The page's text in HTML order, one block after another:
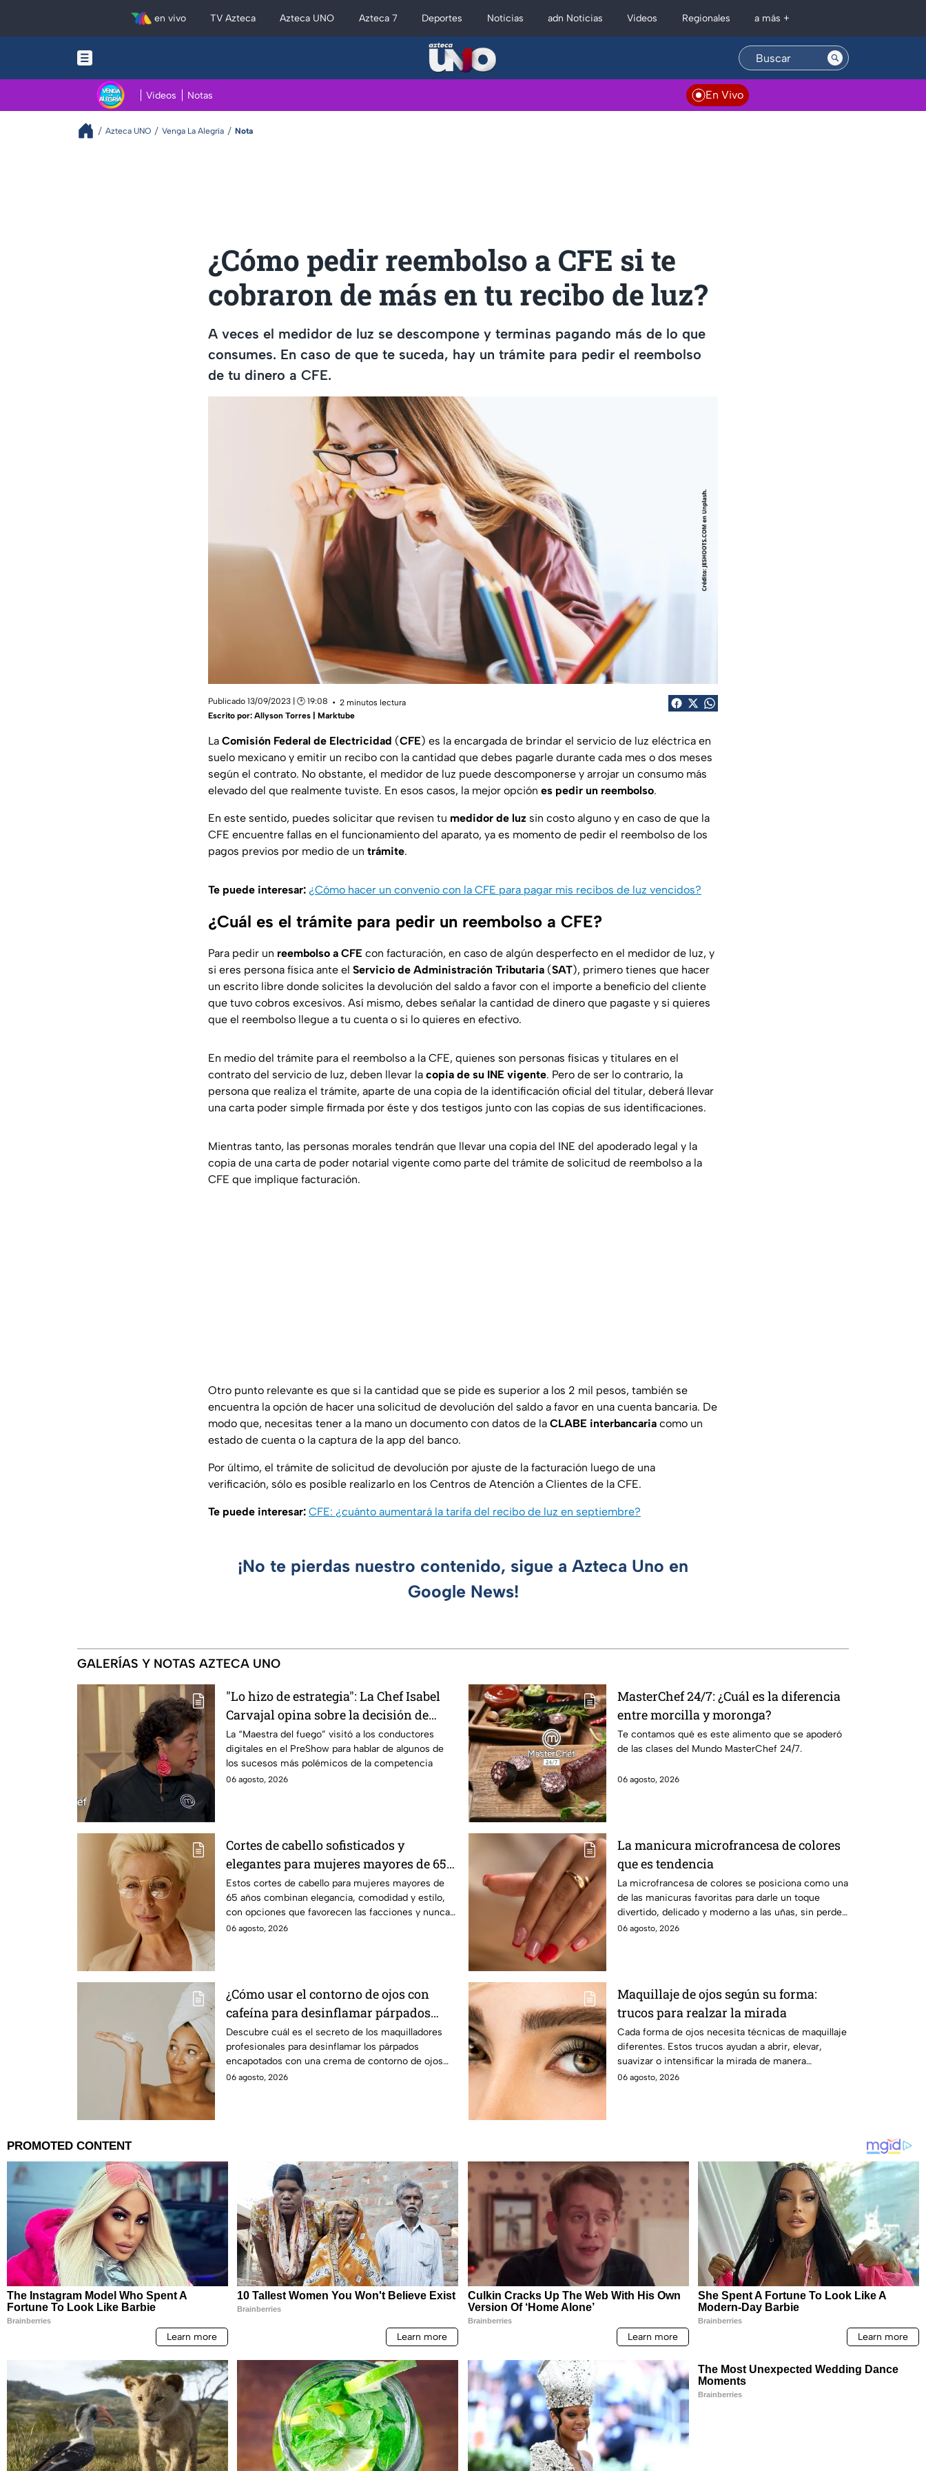
en vivo TV Azteca Azteca UNO Azteca 7 Deportes Noticias adn Noticias Videos Regionales a más +
Videos Notas En Vivo
Azteca UNO Venga La Alegría Nota
¿Cómo pedir reembolso a CFE si te
cobraron de más en tu recibo de luz?
A veces el medidor de luz se descompone y terminas pagando más de lo que
consumes. En caso de que te suceda, hay un trámite para pedir el reembolso
de tu dinero a CFE.
Publicado 13/09/2023 | 🕑 19:08
2 minutos lectura
Escrito por: Allyson Torres | Marktube
La Comisión Federal de Electricidad (CFE) es la encargada de brindar el servicio de luz eléctrica en
suelo mexicano y emitir un recibo con la cantidad que debes pagarle durante cada mes o dos meses
según el contrato. No obstante, el medidor de luz puede descomponerse y arrojar un consumo más
elevado del que realmente tuviste. En esos casos, la mejor opción es pedir un reembolso.
En este sentido, puedes solicitar que revisen tu medidor de luz sin costo alguno y en caso de que la
CFE encuentre fallas en el funcionamiento del aparato, ya es momento de pedir el reembolso de los
pagos previos por medio de un trámite.
Te puede interesar: ¿Cómo hacer un convenio con la CFE para pagar mis recibos de luz vencidos?
¿Cuál es el trámite para pedir un reembolso a CFE?
Para pedir un reembolso a CFE con facturación, en caso de algún desperfecto en el medidor de luz, y
si eres persona física ante el Servicio de Administración Tributaria (SAT), primero tienes que hacer
un escrito libre donde solicites la devolución del saldo a favor con el importe a beneficio del cliente
que tuvo cobros excesivos. Así mismo, debes señalar la cantidad de dinero que pagaste y si quieres
que el reembolso llegue a tu cuenta o si lo quieres en efectivo.
En medio del trámite para el reembolso a la CFE, quienes son personas físicas y titulares en el
contrato del servicio de luz, deben llevar la copia de su INE vigente. Pero de ser lo contrario, la
persona que realiza el trámite, aparte de una copia de la identificación oficial del titular, deberá llevar
una carta poder simple firmada por éste y dos testigos junto con las copias de sus identificaciones.
Mientras tanto, las personas morales tendrán que llevar una copia del INE del apoderado legal y la
copia de una carta de poder notarial vigente como parte del trámite de solicitud de reembolso a la
CFE que implique facturación.
Otro punto relevante es que si la cantidad que se pide es superior a los 2 mil pesos, también se
encuentra la opción de hacer una solicitud de devolución del saldo a favor en una cuenta bancaria. De
modo que, necesitas tener a la mano un documento con datos de la CLABE interbancaria como un
estado de cuenta o la captura de la app del banco.
Por último, el trámite de solicitud de devolución por ajuste de la facturación luego de una
verificación, sólo es posible realizarlo en los Centros de Atención a Clientes de la CFE.
Te puede interesar: CFE: ¿cuánto aumentará la tarifa del recibo de luz en septiembre?
¡No te pierdas nuestro contenido, sigue a Azteca Uno en
Google News!
GALERÍAS Y NOTAS AZTECA UNO
"Lo hizo de estrategia": La Chef Isabel
Carvajal opina sobre la decisión de
Ramahá de subir a Daniela al balcón de
MasterChef 24/7
La “Maestra del fuego” visitó a los conductores
digitales en el PreShow para hablar de algunos de
los sucesos más polémicos de la competencia
06 agosto, 2026
MasterChef 24/7: ¿Cuál es la diferencia
entre morcilla y moronga?
Te contamos qué es este alimento que se apoderó
de las clases del Mundo MasterChef 24/7.
06 agosto, 2026
Cortes de cabello sofisticados y
elegantes para mujeres mayores de 65
años
Estos cortes de cabello para mujeres mayores de
65 años combinan elegancia, comodidad y estilo,
con opciones que favorecen las facciones y nunca
pasan de moda.
06 agosto, 2026
La manicura microfrancesa de colores
que es tendencia
La microfrancesa de colores se posiciona como una
de las manicuras favoritas para darle un toque
divertido, delicado y moderno a las uñas, sin perder
elegancia.
06 agosto, 2026
¿Cómo usar el contorno de ojos con
cafeína para desinflamar párpados
encapotados?
Descubre cuál es el secreto de los maquilladores
profesionales para desinflamar los párpados
encapotados con una crema de contorno de ojos
con cafeína
06 agosto, 2026
Maquillaje de ojos según su forma:
trucos para realzar la mirada
Cada forma de ojos necesita técnicas de maquillaje
diferentes. Estos trucos ayudan a abrir, elevar,
suavizar o intensificar la mirada de manera
favorecedora.
06 agosto, 2026